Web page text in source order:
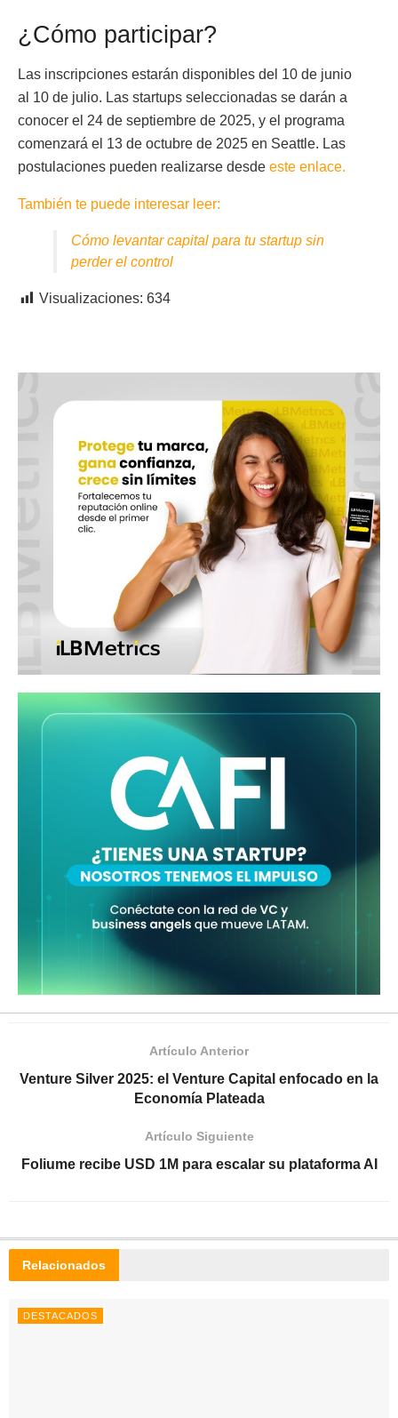
¿Cómo participar?
Las inscripciones estarán disponibles del 10 de junio
al 10 de julio. Las startups seleccionadas se darán a
conocer el 24 de septiembre de 2025, y el programa
comenzará el 13 de octubre de 2025 en Seattle. Las
postulaciones pueden realizarse desde este enlace.
También te puede interesar leer:
Cómo levantar capital para tu startup sin
perder el control
Visualizaciones: 634
Artículo Anterior
Venture Silver 2025: el Venture Capital enfocado en la
Economía Plateada
Artículo Siguiente
Foliume recibe USD 1M para escalar su plataforma AI
Relacionados
DESTACADOS